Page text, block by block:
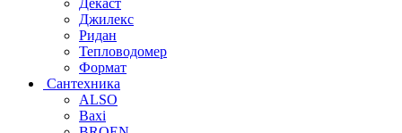
Джилекс
Ридан
Тепловодомер
Формат
Сантехника
ALSO
Baxi